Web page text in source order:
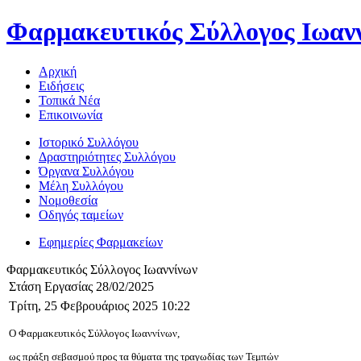
Φαρμακευτικός Σύλλογος
Αρχική
Ειδήσεις
Τοπικά Νέα
Επικοινωνία
Ιστορικό Συλλόγου
Δραστηριότητες Συλλόγου
Όργανα Συλλόγου
Μέλη Συλλόγου
Νομοθεσία
Οδηγός ταμείων
Εφημερίες Φαρμακείων
Φαρμακευτικός Σύλλογος Ιωαννίνων
Στάση Εργασίας 28/02/2025
Τρίτη, 25 Φεβρουάριος 2025 10:22
Ο Φαρμακευτικός Σύλλογος Ιωαννίνων,
ως πράξη σεβασμού προς τα θύματα της τραγωδίας των Τεμπών